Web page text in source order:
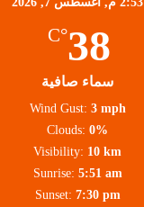
38
°C
سماء صافية
Wind Gust: 3 mph
Clouds: 0%
Visibility: 10 km
Sunrise: 5:51 am
Sunset: 7:30 pm